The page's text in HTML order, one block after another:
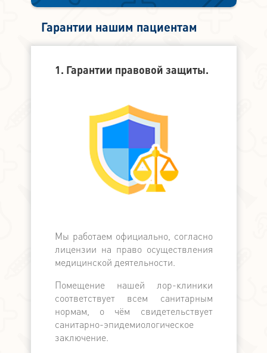
Гарантии нашим пациентам
1. Гарантии правовой защиты.
Мы работаем официально, согласно
лицензии на право осуществления
медицинской деятельности.
Помещение нашей лор-клиники
соответствует всем санитарным
нормам, о чём свидетельствует
санитарно-эпидемиологическое
заключение.
Мы